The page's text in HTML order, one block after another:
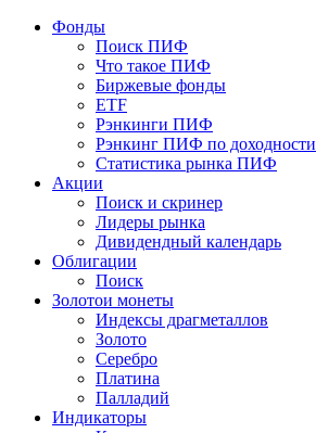
Фонды
Поиск ПИФ
Что такое ПИФ
Биржевые фонды
ETF
Рэнкинги ПИФ
Рэнкинг ПИФ по доходности
Статистика рынка ПИФ
Акции
Поиск и скринер
Лидеры рынка
Дивидендный календарь
Облигации
Поиск
Золотои монеты
Индексы драгметаллов
Золото
Серебро
Платина
Палладий
Индикаторы